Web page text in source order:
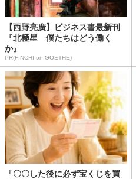
【西野亮廣】ビジネス書最新刊
『北極星 僕たちはどう働く
か』
PR(FINCHI on GOETHE)
「〇〇した後に必ず宝くじを買